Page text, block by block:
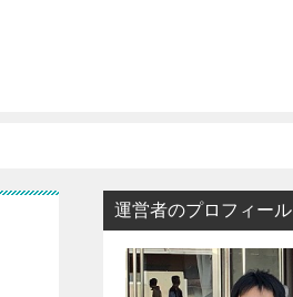
運営者のプロフィール